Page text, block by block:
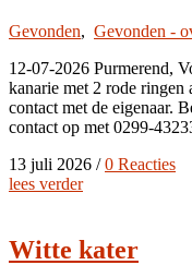
Gevonden, Gevonden -
12-07-2026 Purmerend,
kanarie met 2 rode
contact met de eigenaar.
contact op met 0299-
13 juli 2026 / 0 Reacties
lees verder
Witte kater